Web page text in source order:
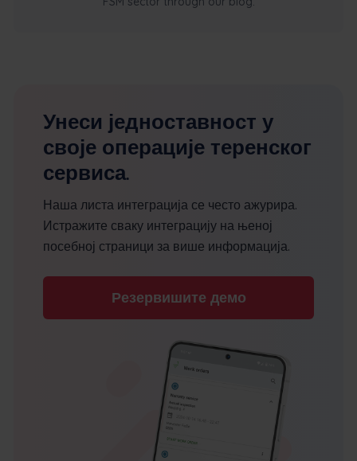
Унеси једноставност у
своје операције теренског
сервиса.
Наша листа интеграција се често ажурира.
Истражите сваку интеграцију на њеној
посебној страници за више информација.
Резервишите демо